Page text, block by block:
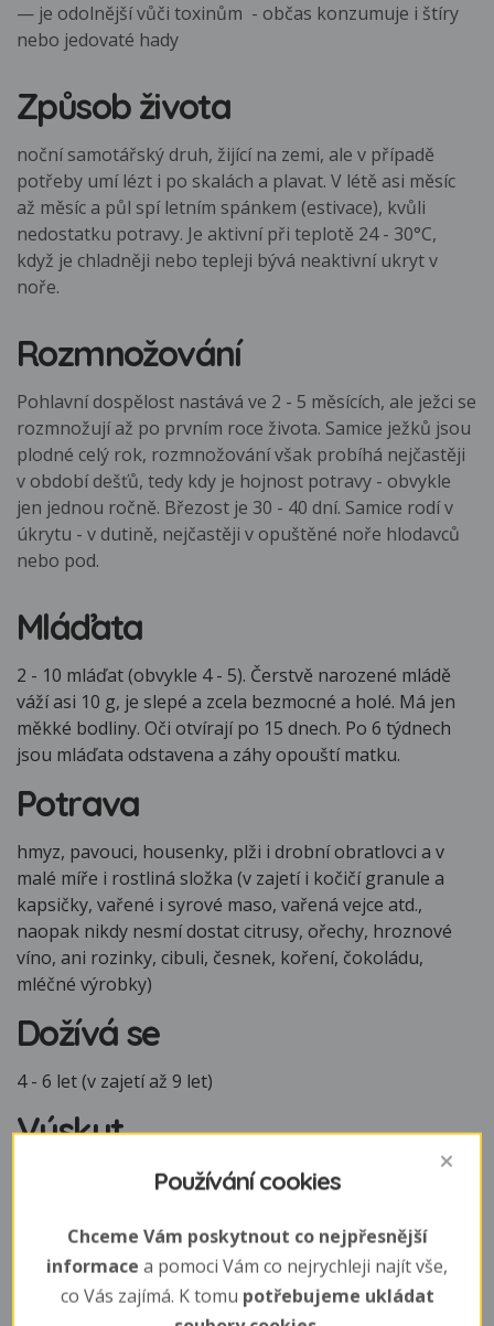
— je odolnější vůči toxinům - občas konzumuje i štíry
nebo jedovaté hady
Způsob života
noční samotářský druh, žijící na zemi, ale v případě
potřeby umí lézt i po skalách a plavat. V létě asi měsíc
až měsíc a půl spí letním spánkem (estivace), kvůli
nedostatku potravy. Je aktivní při teplotě 24 - 30°C,
když je chladněji nebo tepleji bývá neaktivní ukryt v
noře.
Rozmnožování
Pohlavní dospělost nastává ve 2 - 5 měsících, ale ježci se
rozmnožují až po prvním roce života. Samice ježků jsou
plodné celý rok, rozmnožování však probíhá nejčastěji
v období dešťů, tedy kdy je hojnost potravy - obvykle
jen jednou ročně. Březost je 30 - 40 dní. Samice rodí v
úkrytu - v dutině, nejčastěji v opuštěné noře hlodavců
nebo pod.
Mláďata
2 - 10 mláďat (obvykle 4 - 5). Čerstvě narozené mládě
váží asi 10 g, je slepé a zcela bezmocné a holé. Má jen
měkké bodliny. Oči otvírají po 15 dnech. Po 6 týdnech
jsou mláďata odstavena a záhy opouští matku.
Potrava
hmyz, pavouci, housenky, plži i drobní obratlovci a v
malé míře i rostliná složka (v zajetí i kočičí granule a
kapsičky, vařené i syrové maso, vařená vejce atd.,
naopak nikdy nesmí dostat citrusy, ořechy, hroznové
víno, ani rozinky, cibuli, česnek, koření, čokoládu,
mléčné výrobky)
Dožívá se
4 - 6 let (v zajetí až 9 let)
Výskyt
střední Afrika od Senegelu po Súdán a střední část
Používání cookies
Chceme Vám poskytnout co nejpřesnější
informace a pomoci Vám co nejrychleji najít vše,
co Vás zajímá. K tomu potřebujeme ukládat